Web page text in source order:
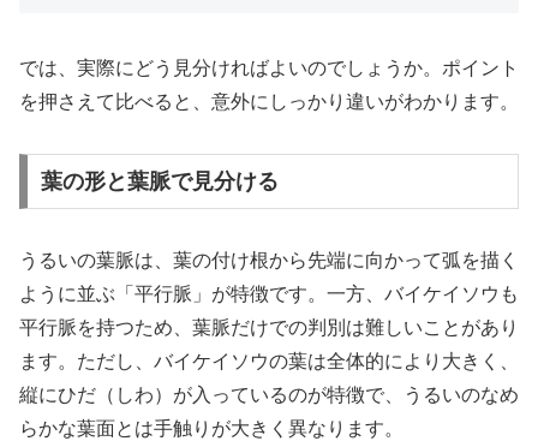
では、実際にどう見分ければよいのでしょうか。ポイント
を押さえて比べると、意外にしっかり違いがわかります。
葉の形と葉脈で見分ける
うるいの葉脈は、葉の付け根から先端に向かって弧を描く
ように並ぶ「平行脈」が特徴です。一方、バイケイソウも
平行脈を持つため、葉脈だけでの判別は難しいことがあり
ます。ただし、バイケイソウの葉は全体的により大きく、
縦にひだ（しわ）が入っているのが特徴で、うるいのなめ
らかな葉面とは手触りが大きく異なります。